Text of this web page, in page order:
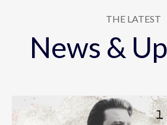
THE LATEST
News &